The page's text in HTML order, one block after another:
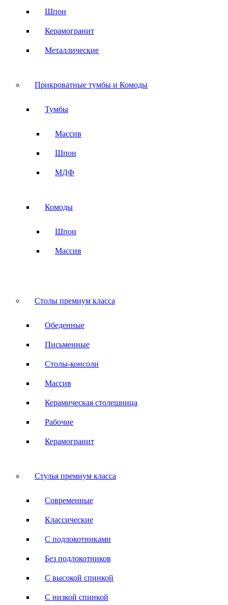
Шпон
Керамогранит
Металлические
Прикроватные тумбы и Комоды
Тумбы
Массив
Шпон
МДФ
Комоды
Шпон
Массив
Столы премиум класса
Обеденные
Письменные
Столы-консоли
Массив
Керамическая столешница
Рабочие
Керамогранит
Стулья премиум класса
Современные
Классические
С подлокотниками
Без подлокотников
С высокой спинкой
С низкой спинкой